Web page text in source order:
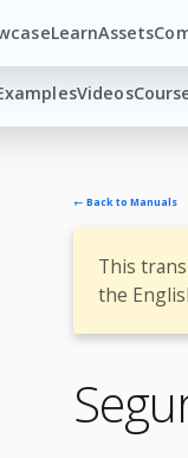
LearnAssets
Videos
← Back to Manuals
This
the